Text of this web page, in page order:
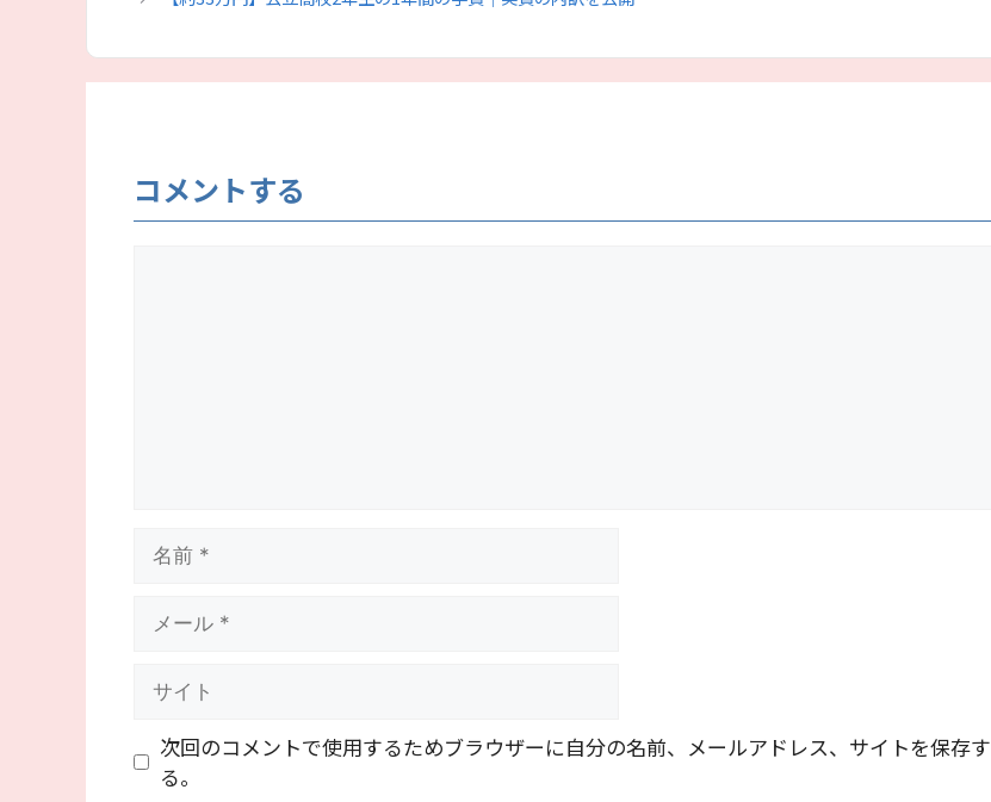
コメントする
次回のコメントで使用するためブラウザーに自分の名前、メールアドレス、サイトを保存す
る。